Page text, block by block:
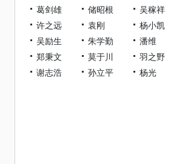
葛剑雄
储昭根
吴稼祥
许之远
袁刚
杨小凯
吴励生
朱学勤
潘维
郑秉文
莫于川
羽之野
谢志浩
孙立平 杨光